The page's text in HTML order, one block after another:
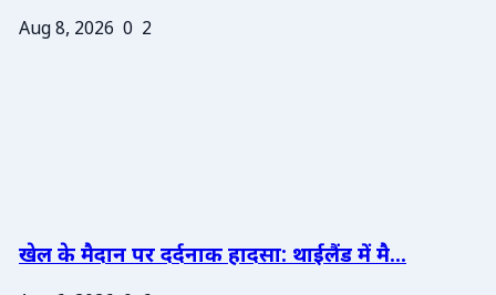
Aug 8, 2026 0 2
खेल के मैदान पर दर्दनाक हादसा: थाईलैंड में मै...